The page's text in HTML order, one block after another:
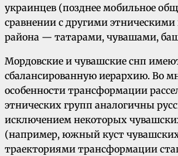
украинцев (позднее мобильное
сравнении с другими
района — татарами, чувашами,
Мордовские и чувашские снп
сбалансированную иерархию. Во
особенности трансформации
этнических групп аналогичны
исключением некоторых
(например, южный куст
траекториями трансформации